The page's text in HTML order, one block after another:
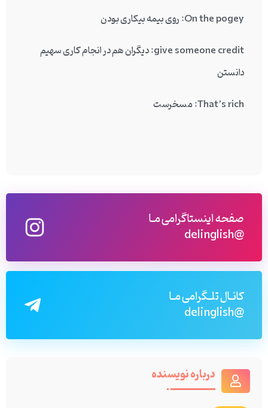
On the pogey: روی بیمه بیکاری بودن
give someone credit: دیگران هم در انجام کاری سهیم
دانستن
That’s rich: مسخرست
صفحه اینستاگرامی مـا
@delinglish
کانـال تلـگرامی مـا
@delinglish
درباره نویسنده